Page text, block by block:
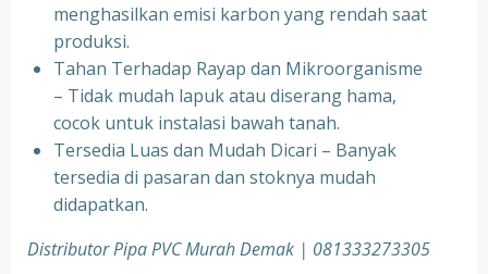
menghasilkan emisi karbon yang rendah saat
produksi.
Tahan Terhadap Rayap dan Mikroorganisme
– Tidak mudah lapuk atau diserang hama,
cocok untuk instalasi bawah tanah.
Tersedia Luas dan Mudah Dicari – Banyak
tersedia di pasaran dan stoknya mudah
didapatkan.
Distributor Pipa PVC Murah Demak | 081333273305